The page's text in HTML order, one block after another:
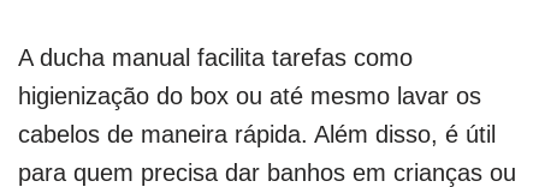
A ducha manual facilita tarefas como
higienização do box ou até mesmo lavar os
cabelos de maneira rápida. Além disso, é útil
para quem precisa dar banhos em crianças ou